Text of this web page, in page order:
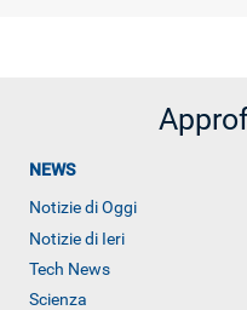
NEWS
Notizie di Oggi
Notizie di Ieri
Tech News
Scienza